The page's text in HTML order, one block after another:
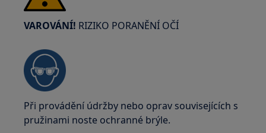
VAROVÁNÍ! RIZIKO PORANĚNÍ OČÍ
Při provádění údržby nebo oprav souvisejících s
pružinami noste ochranné brýle.